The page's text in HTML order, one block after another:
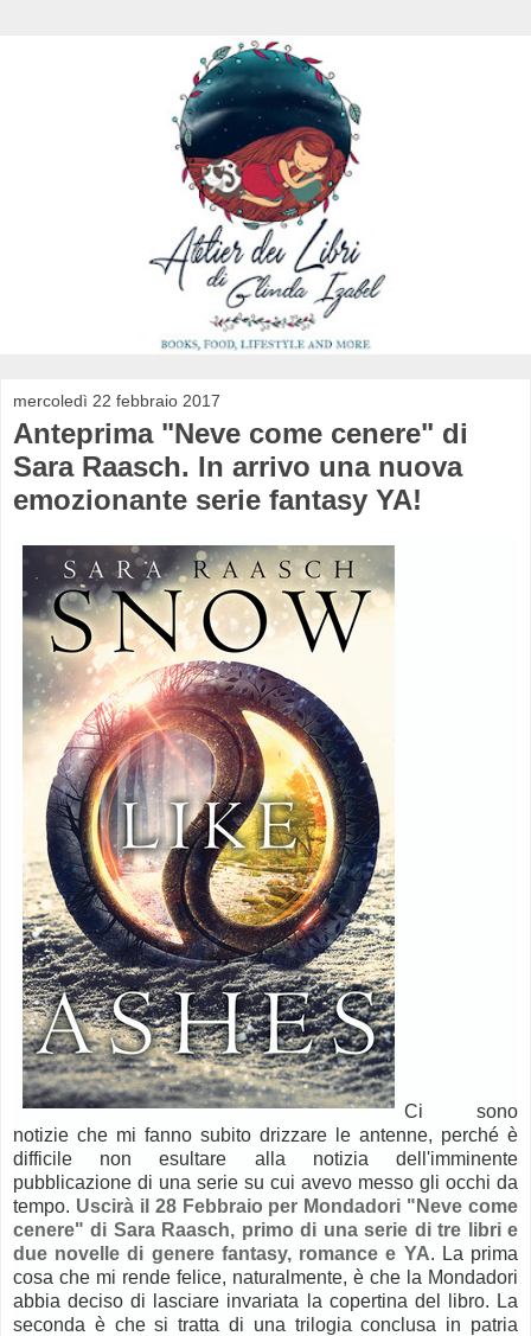
mercoledì 22 febbraio 2017
Anteprima "Neve come cenere" di
Sara Raasch. In arrivo una nuova
emozionante serie fantasy YA!
Ci sono
notizie che mi fanno subito drizzare le antenne, perché è
difficile non esultare alla notizia dell'imminente
pubblicazione di una serie su cui avevo messo gli occhi da
tempo. Uscirà il 28 Febbraio per Mondadori "Neve come
cenere" di Sara Raasch, primo di una serie di tre libri e
due novelle di genere fantasy, romance e YA. La prima
cosa che mi rende felice, naturalmente, è che la Mondadori
abbia deciso di lasciare invariata la copertina del libro. La
seconda è che si tratta di una trilogia conclusa in patria